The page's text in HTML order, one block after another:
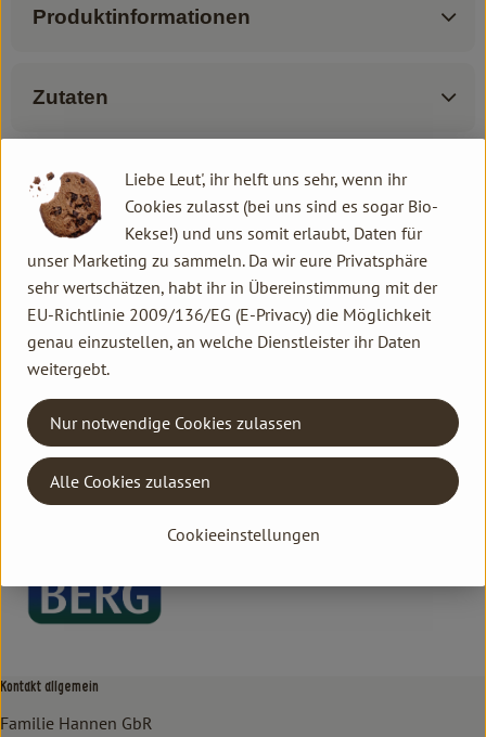
Produktinformationen
Zutaten
Produktdatenblatt
Herkunft
Hersteller: Bio vom Berg
BIOvomBERG
Kontakt allgemein
Familie Hannen GbR
Liebe Leut', ihr helft uns sehr, wenn ihr
Cookies zulasst (bei uns sind es sogar Bio-
Kekse!) und uns somit erlaubt, Daten für
unser Marketing zu sammeln. Da wir eure Privatsphäre
sehr wertschätzen, habt ihr in Übereinstimmung mit der
EU-Richtlinie 2009/136/EG (E-Privacy) die Möglichkeit
genau einzustellen, an welche Dienstleister ihr Daten
weitergebt.
Cookieeinstellungen
Nur notwendige Cookies zulassen
Alle Cookies zulassen